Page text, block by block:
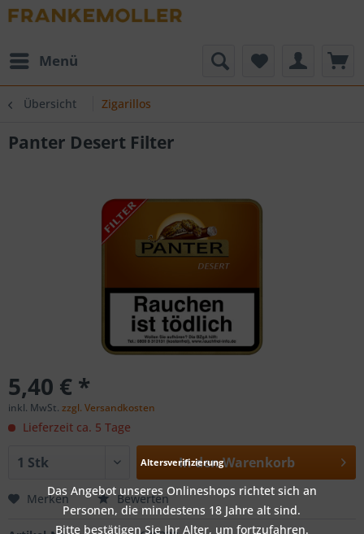
Menü
Übersicht Zigarillos
Panter Desert Filter
5,40 € *
inkl. MwSt. zzgl. Versandkosten
Lieferzeit ca. 5 Tage
In denWarenkorb
Merken Bewerten
Altersverifizierung
Das Angebot unseres Onlineshops richtet sich an
Personen, die mindestens 18 Jahre alt sind.
Bitte bestätigen Sie Ihr Alter, um fortzufahren.